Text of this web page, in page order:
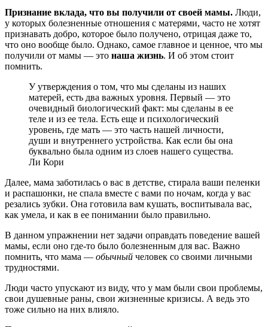
Признание вклада, что вы получили от своей мамы. Люди,
у которых болезненные отношения с матерями, часто не хотят
признавать добро, которое было получено, отрицая даже то,
что оно вообще было. Однако, самое главное и ценное, что мы
получили от мамы — это наша жизнь. И об этом стоит
помнить.
У утверждения о том, что мы сделаны из наших
матерей, есть два важных уровня. Первый — это
очевидный биологический факт: мы сделаны в ее
теле и из ее тела. Есть еще и психологический
уровень, где мать — это часть нашей личности,
души и внутреннего устройства. Как если бы она
буквально была одним из слоев нашего существа.
Ли Кори
Далее, мама заботилась о вас в детстве, стирала ваши пеленки
и распашонки, не спала вместе с вами по ночам, когда у вас
резались зубки. Она готовила вам кушать, воспитывала вас,
как умела, и как в ее понимании было правильно.
В данном упражнении нет задачи оправдать поведение вашей
мамы, если оно где-то было болезненным для вас. Важно
помнить, что мама — обычный человек со своими личными
трудностями.
Люди часто упускают из виду, что у мам были свои проблемы,
свои душевные раны, свои жизненные кризисы. А ведь это
тоже сильно на них влияло.